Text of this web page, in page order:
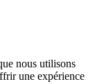
nous utilisons
une expérience